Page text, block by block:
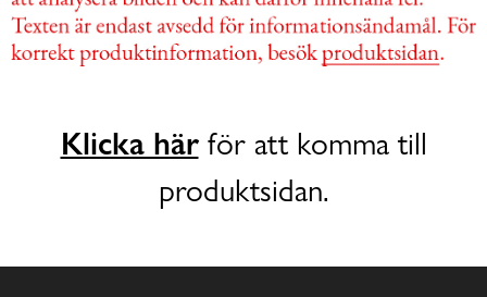
Klicka härför att komma till
produktsidan.